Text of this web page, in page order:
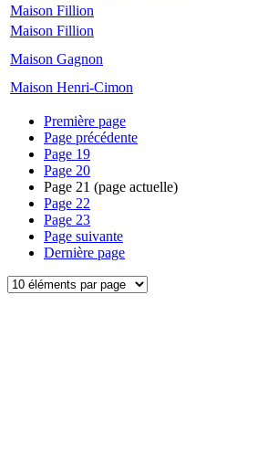
Maison Fillion
Maison Fillion
Maison Gagnon
Maison Henri-Cimon
Première page
Page précédente
Page 19
Page 20
Page 21 (page actuelle)
Page 22
Page 23
Page suivante
Dernière page